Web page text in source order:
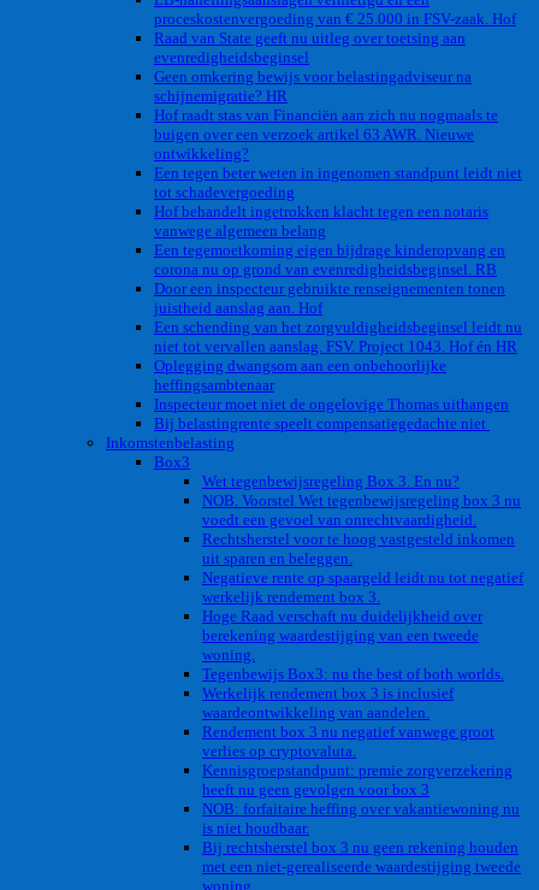
proceskostenvergoeding van € 25.000 in FSV-zaak. Hof
Raad van State geeft nu uitleg over toetsing aan
evenredigheidsbeginsel
Geen omkering bewijs voor belastingadviseur na
schijnemigratie? HR
Hof raadt stas van Financiën aan zich nu nogmaals te
buigen over een verzoek artikel 63 AWR. Nieuwe
ontwikkeling?
Een tegen beter weten in ingenomen standpunt leidt niet
tot schadevergoeding
Hof behandelt ingetrokken klacht tegen een notaris
vanwege algemeen belang
Een tegemoetkoming eigen bijdrage kinderopvang en
corona nu op grond van evenredigheidsbeginsel. RB
Door een inspecteur gebruikte renseignementen tonen
juistheid aanslag aan. Hof
Een schending van het zorgvuldigheidsbeginsel leidt nu
niet tot vervallen aanslag. FSV. Project 1043. Hof én HR
Oplegging dwangsom aan een onbehoorlijke
heffingsambtenaar
Inspecteur moet niet de ongelovige Thomas uithangen
Bij belastingrente speelt compensatiegedachte niet
Inkomstenbelasting
Box3
Wet tegenbewijsregeling Box 3. En nu?
NOB. Voorstel Wet tegenbewijsregeling box 3 nu
voedt een gevoel van onrechtvaardigheid.
Rechtsherstel voor te hoog vastgesteld inkomen
uit sparen en beleggen.
Negatieve rente op spaargeld leidt nu tot negatief
werkelijk rendement box 3.
Hoge Raad verschaft nu duidelijkheid over
berekening waardestijging van een tweede
woning.
Tegenbewijs Box3: nu the best of both worlds.
Werkelijk rendement box 3 is inclusief
waardeontwikkeling van aandelen.
Rendement box 3 nu negatief vanwege groot
verlies op cryptovaluta.
Kennisgroepstandpunt: premie zorgverzekering
heeft nu geen gevolgen voor box 3
NOB: forfaitaire heffing over vakantiewoning nu
is niet houdbaar.
Bij rechtsherstel box 3 nu geen rekening houden
met een niet-gerealiseerde waardestijging tweede
woning.